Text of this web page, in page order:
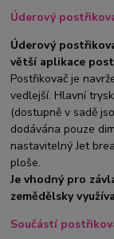
Úderový
Úderový
větší aplikace
Postřikovač je
vedlejší. Hlavní
(dostupně v sadě
dodávána pouze
nastavitelný Jet
ploše.
Je vhodný pro
zemědělsky
Součástí